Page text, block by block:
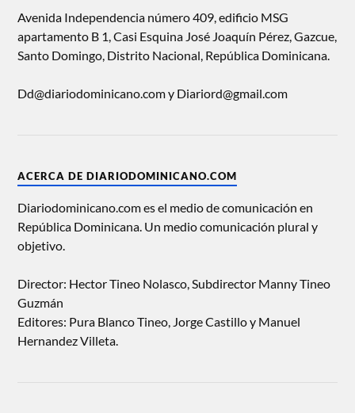
Avenida Independencia número 409, edificio MSG
apartamento B 1, Casi Esquina José Joaquín Pérez, Gazcue,
Santo Domingo, Distrito Nacional, República Dominicana.
Dd@diariodominicano.com y Diariord@gmail.com
ACERCA DE DIARIODOMINICANO.COM
Diariodominicano.com es el medio de comunicación en
República Dominicana. Un medio comunicación plural y
objetivo.
Director: Hector Tineo Nolasco, Subdirector Manny Tineo
Guzmán
Editores: Pura Blanco Tineo, Jorge Castillo y Manuel
Hernandez Villeta.